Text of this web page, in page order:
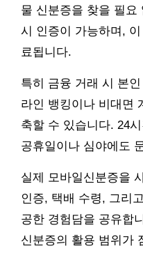
물 신분증을 찾을 필요
시 인증이 가능하며,
료됩니다.
특히 금융 거래 시 본
라인 뱅킹이나 비대면
축할 수 있습니다. 24
공휴일이나 심야에도
실제 모바일신분증을
인증, 택배 수령, 그리
공한 경험담을 공유합
신분증의 활용 범위가